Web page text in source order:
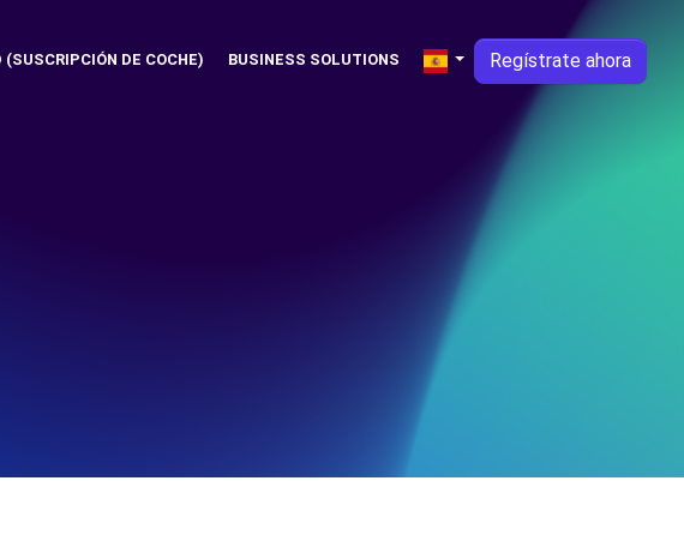
(SUSCRIPCIÓN DE COCHE) BUSINESS SOLUTIONS Regístrate ahora